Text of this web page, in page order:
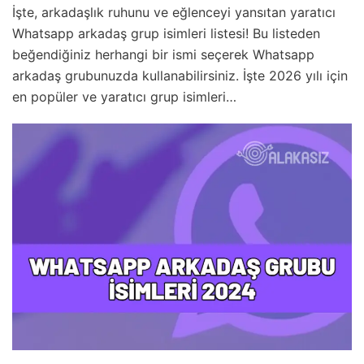
İşte, arkadaşlık ruhunu ve eğlenceyi yansıtan yaratıcı
Whatsapp arkadaş grup isimleri listesi! Bu listeden
beğendiğiniz herhangi bir ismi seçerek Whatsapp
arkadaş grubunuzda kullanabilirsiniz. İşte 2026 yılı için
en popüler ve yaratıcı grup isimleri…